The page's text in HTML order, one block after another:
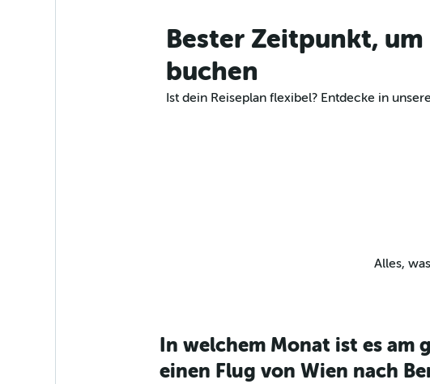
Bester Zeitpunkt,
buchen
Ist dein Reiseplan flexibel? Entdecke in
Alles,
In welchem Monat ist es am
einen Flug von Wien nach